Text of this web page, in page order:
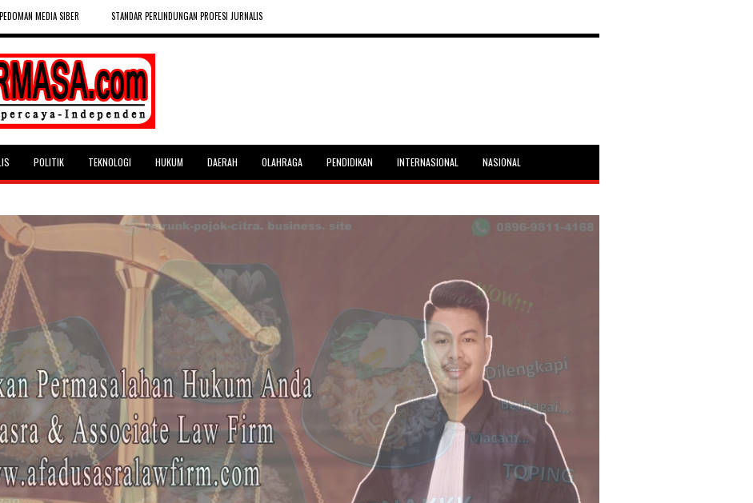
PEDOMAN MEDIA SIBER STANDAR PERLINDUNGAN PROFESI JURNALIS
POLITIK TEKNOLOGI HUKUM DAERAH OLAHRAGA PENDIDIKAN INTERNASIONAL NASIONAL